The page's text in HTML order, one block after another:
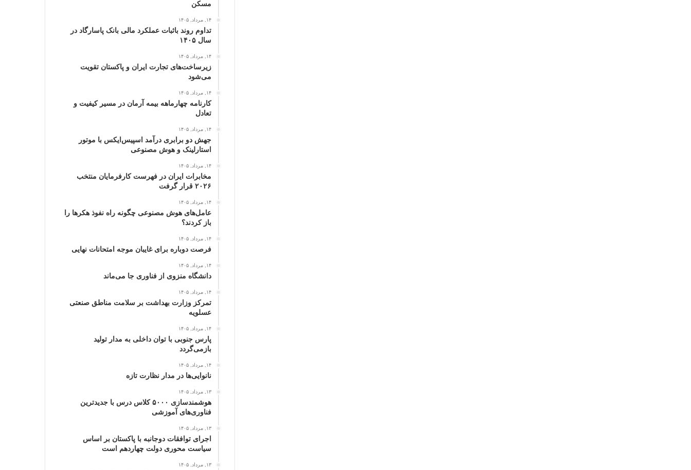
مسکن
۱۴, مرداد, ۱۴۰۵
تداوم روند باثبات عملکرد مالی بانک پاسارگاد در
سال ۱۴۰۵
۱۴, مرداد, ۱۴۰۵
زیرساخت‌های تجارت ایران و پاکستان تقویت
می‌شود
۱۴, مرداد, ۱۴۰۵
کارنامه چهارماهه بیمه آرمان در مسیر کیفیت و
تعادل
۱۴, مرداد, ۱۴۰۵
جهش دو برابری درآمد اسپیس‌ایکس با موتور
استارلینک و هوش مصنوعی
۱۴, مرداد, ۱۴۰۵
مخابرات ایران در فهرست کارفرمایان منتخب
۲۰۲۶ قرار گرفت
۱۴, مرداد, ۱۴۰۵
عامل‌های هوش مصنوعی چگونه راه نفوذ هکرها را
باز کردند؟
۱۴, مرداد, ۱۴۰۵
فرصت دوباره برای غایبان موجه امتحانات نهایی
۱۴, مرداد, ۱۴۰۵
دانشگاه منزوی از فناوری جا می‌ماند
۱۴, مرداد, ۱۴۰۵
تمرکز وزارت بهداشت بر سلامت مناطق صنعتی
عسلویه
۱۴, مرداد, ۱۴۰۵
پارس جنوبی با توان داخلی به مدار تولید
بازمی‌گردد
۱۴, مرداد, ۱۴۰۵
نانوایی‌ها در مدار نظارت تازه
۱۳, مرداد, ۱۴۰۵
هوشمندسازی ۵۰۰۰ کلاس درس با جدیدترین
فناوری‌های آموزشی
۱۳, مرداد, ۱۴۰۵
اجرای توافقات دوجانبه با پاکستان بر اساس
سیاست محوری دولت چهاردهم است
۱۳, مرداد, ۱۴۰۵